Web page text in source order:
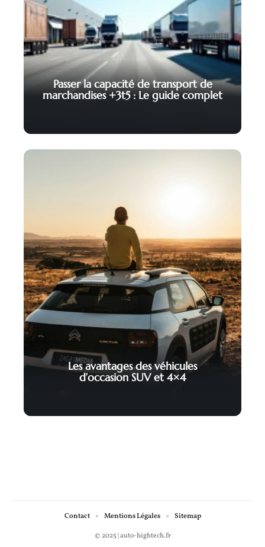
Passer la capacité de transport de
marchandises +3t5 : Le guide complet
Les avantages des véhicules
d’occasion SUV et 4×4
© 2025 | auto-hightech.fr
Contact Mentions Légales Sitemap